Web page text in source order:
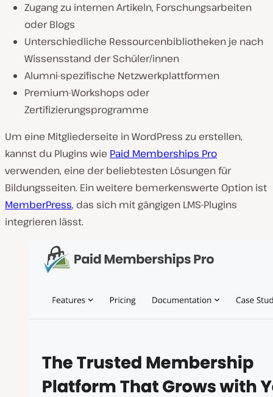
Zugang zu internen Artikeln, Forschungsarbeiten
oder Blogs
Unterschiedliche Ressourcenbibliotheken je nach
Wissensstand der Schüler/innen
Alumni-spezifische Netzwerkplattformen
Premium-Workshops oder
Zertifizierungsprogramme
Um eine Mitgliederseite in WordPress zu erstellen,
kannst du Plugins wie Paid Memberships Pro
verwenden, eine der beliebtesten Lösungen für
Bildungsseiten. Ein weitere bemerkenswerte Option ist
MemberPress, das sich mit gängigen LMS-Plugins
integrieren lässt.